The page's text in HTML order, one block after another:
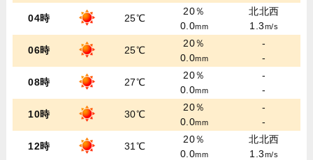
04時 25℃
20％
0.0mm
北北西
1.3m/s
06時 25℃
20％
0.0mm
-
-
08時 27℃
20％
0.0mm
-
-
10時 30℃
20％
0.0mm
-
-
12時 31℃
20％
0.0mm
北北西
1.3m/s